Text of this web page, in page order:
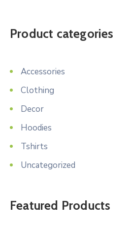
Product categories
Accessories
Clothing
Decor
Hoodies
Tshirts
Uncategorized
Featured Products